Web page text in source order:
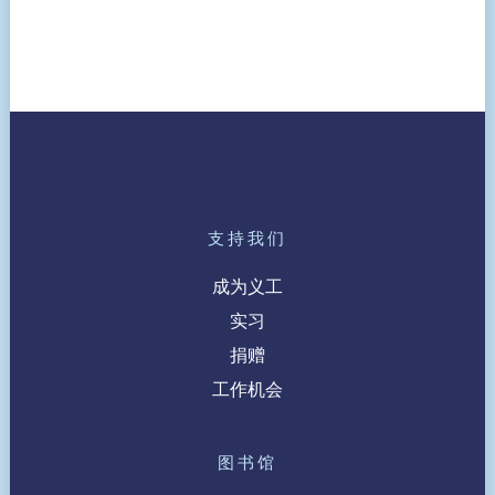
支持我们
成为义工
实习
捐赠
工作机会
图书馆